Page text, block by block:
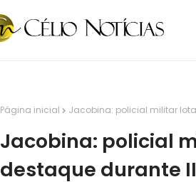
Página inicial Jacobina: policial militar
Jacobina: policial
destaque durante